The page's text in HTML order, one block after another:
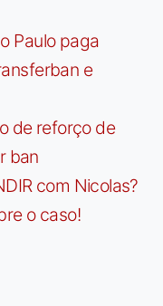
Paulo paga
e
de reforço de
ban
com Nicolas?
o caso!